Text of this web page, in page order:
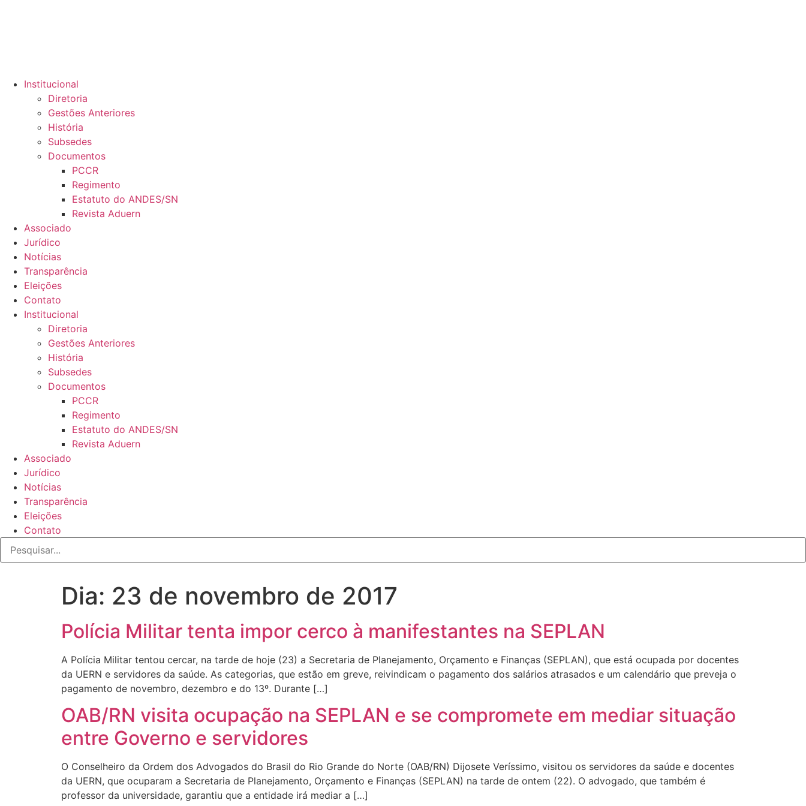
Institucional
Diretoria
Gestões Anteriores
História
Subsedes
Documentos
PCCR
Regimento
Estatuto do ANDES/SN
Revista Aduern
Associado
Jurídico
Notícias
Transparência
Eleições
Contato
Institucional
Diretoria
Gestões Anteriores
História
Subsedes
Documentos
PCCR
Regimento
Estatuto do ANDES/SN
Revista Aduern
Associado
Jurídico
Notícias
Transparência
Eleições
Contato
Dia: 23 de novembro de 2017
Polícia Militar tenta impor cerco à manifestantes na SEPLAN
A Polícia Militar tentou cercar, na tarde de hoje (23) a Secretaria de Planejamento, Orçamento e Finanças (SEPLAN), que está ocupada por docentes
da UERN e servidores da saúde. As categorias, que estão em greve, reivindicam o pagamento dos salários atrasados e um calendário que preveja o
pagamento de novembro, dezembro e do 13º. Durante […]
OAB/RN visita ocupação na SEPLAN e se compromete em mediar situação
entre Governo e servidores
O Conselheiro da Ordem dos Advogados do Brasil do Rio Grande do Norte (OAB/RN) Dijosete Veríssimo, visitou os servidores da saúde e docentes
da UERN, que ocuparam a Secretaria de Planejamento, Orçamento e Finanças (SEPLAN) na tarde de ontem (22). O advogado, que também é
professor da universidade, garantiu que a entidade irá mediar a […]